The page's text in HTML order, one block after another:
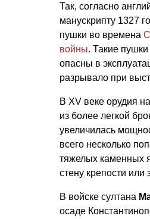
Так, согласно
манускрипту 1327
пушки во времена
войны. Такие
опасны в
разрывало при
В XV веке орудия
из более легкой
увеличилась
всего несколько
тяжелых каменных
стену крепости или
В войске султана
осаде